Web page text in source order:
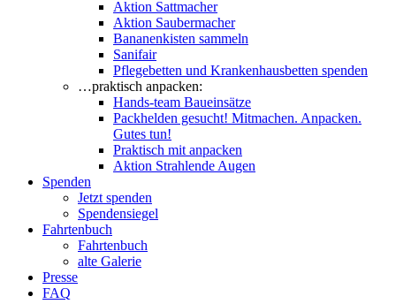
Aktion Sattmacher
Aktion Saubermacher
Bananenkisten sammeln
Sanifair
Pflegebetten und Krankenhausbetten spenden
…praktisch anpacken:
Hands-team Baueinsätze
Packhelden gesucht! Mitmachen. Anpacken.
Gutes tun!
Praktisch mit anpacken
Aktion Strahlende Augen
Spenden
Jetzt spenden
Spendensiegel
Fahrtenbuch
Fahrtenbuch
alte Galerie
Presse
FAQ